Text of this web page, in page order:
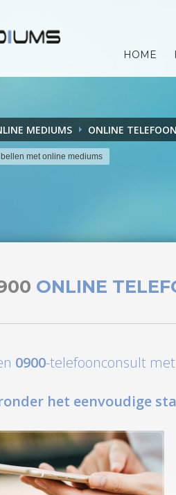
HOME
MEDIUMS ONLINE
met online mediums
ONLINE
0900-telefoonconsult
het eenvoudige